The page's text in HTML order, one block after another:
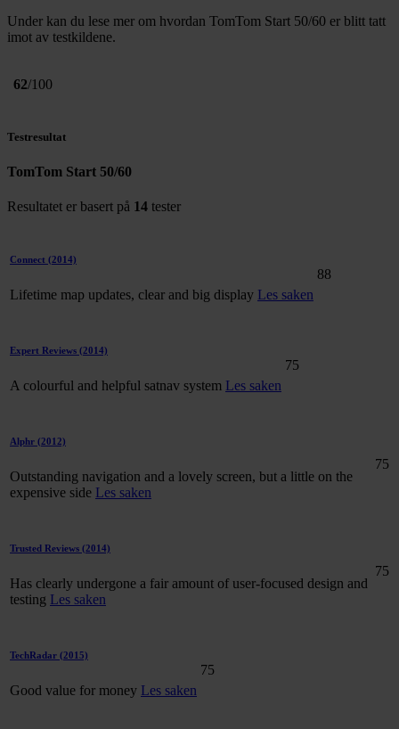
Under kan du lese mer om hvordan TomTom Start 50/60 er blitt tatt
imot av testkildene.
62/100
Testresultat
TomTom Start 50/60
Resultatet er basert på 14 tester
Connect (2014)
Lifetime map updates, clear and big display Les saken
88
Expert Reviews (2014)
A colourful and helpful satnav system Les saken
75
Alphr (2012)
Outstanding navigation and a lovely screen, but a little on the
expensive side Les saken
75
Trusted Reviews (2014)
Has clearly undergone a fair amount of user-focused design and
testing Les saken
75
TechRadar (2015)
Good value for money Les saken
75